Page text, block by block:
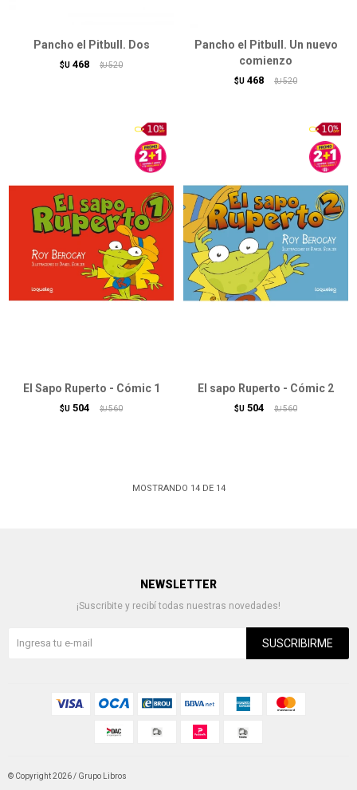
Pancho el Pitbull. Dos
$U 468 $U 520
Pancho el Pitbull. Un nuevo
comienzo
$U 468 $U 520
El Sapo Ruperto - Cómic 1
$U 504 $U 560
El sapo Ruperto - Cómic 2
$U 504 $U 560
MOSTRANDO 14DE 14
NEWSLETTER
¡Suscribite y recibí todas nuestras novedades!
SUSCRIBIRME
© Copyright 2026 / Grupo Libros